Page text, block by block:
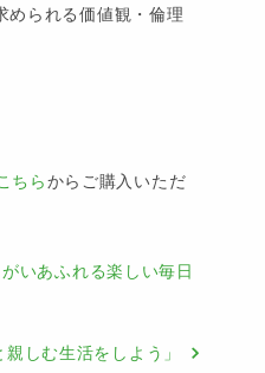
められる価値観・倫理
ちらからご購入いただ
いあふれる楽しい毎日
しむ生活をしよう」